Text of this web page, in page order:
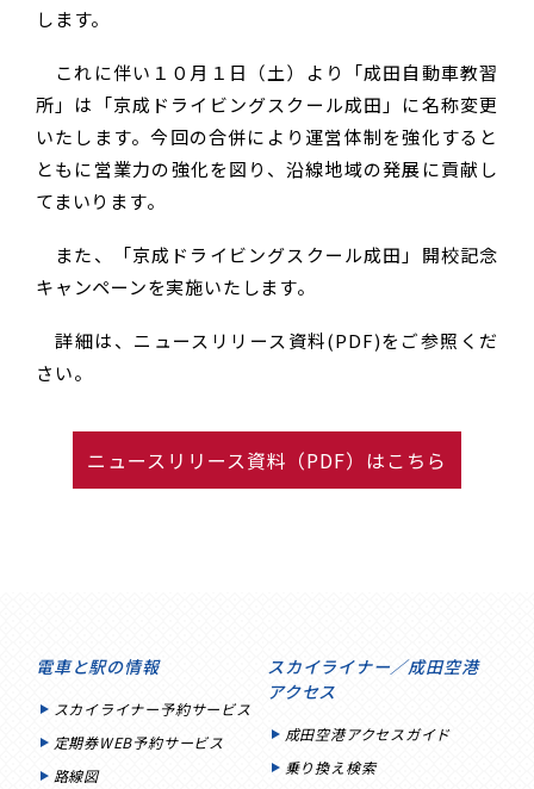
します。
これに伴い１０月１日（土）より「成田自動車教習
所」は「京成ドライビングスクール成田」に名称変更
いたします。今回の合併により運営体制を強化すると
ともに営業力の強化を図り、沿線地域の発展に貢献し
てまいります。
また、「京成ドライビングスクール成田」開校記念
キャンペーンを実施いたします。
詳細は、ニュースリリース資料(PDF)をご参照くだ
さい。
ニュースリリース資料（PDF）はこちら
電車と駅の情報
スカイライナー予約サービス
定期券WEB予約サービス
路線図
スカイライナー／成田空港
アクセス
成田空港アクセスガイド
乗り換え検索